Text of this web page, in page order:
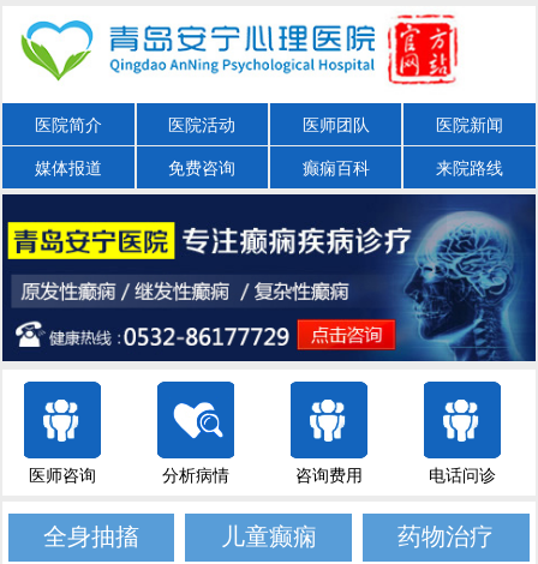
医院简介 医院活动 医师团队 医院新闻
媒体报道 免费咨询 癫痫百科 来院路线
医师咨询 分析病情 咨询费用 电话问诊
全身抽搐 儿童癫痫 药物治疗